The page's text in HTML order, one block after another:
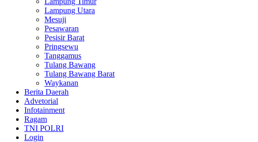
Lampung Utara
Mesuji
Pesawaran
Pesisir Barat
Pringsewu
Tanggamus
Tulang Bawang
Tulang Bawang Barat
Waykanan
Berita Daerah
Advetorial
Infotainment
Ragam
TNI POLRI
Login